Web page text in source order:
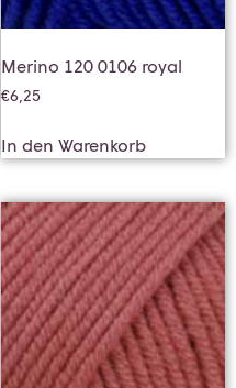
Merino 120 0106 royal
€6,25
In den Warenkorb